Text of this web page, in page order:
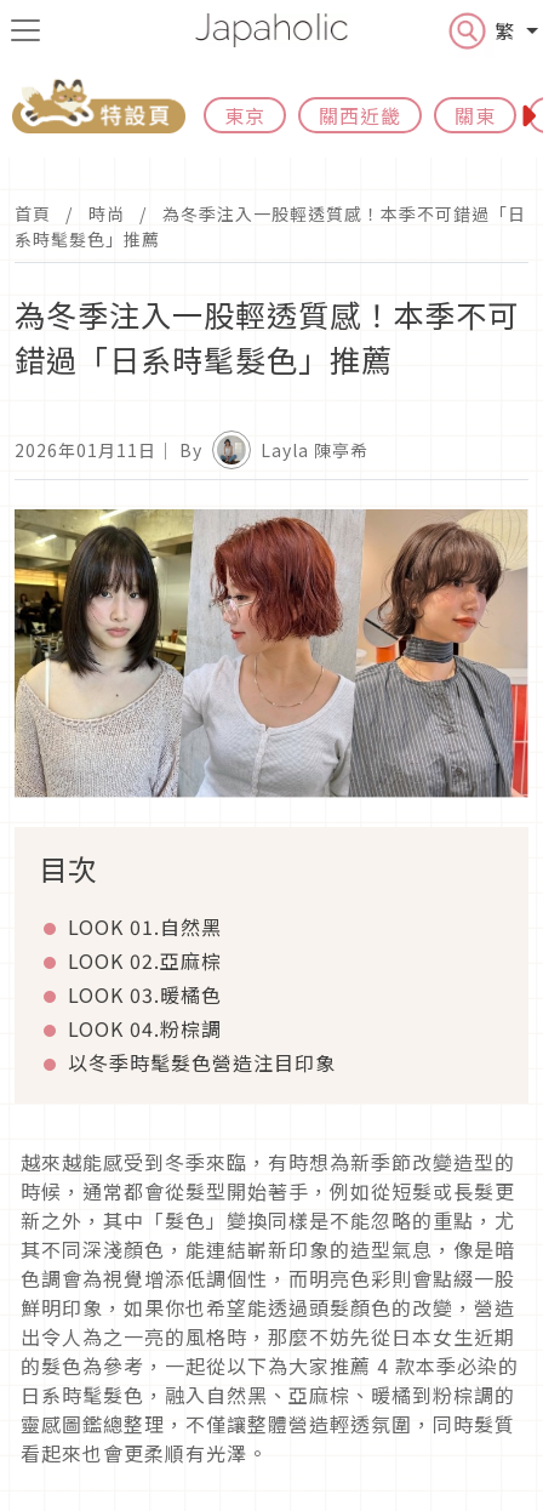
繁
東京 關西近畿 關東
首頁 時尚
為冬季注入一股輕透質感！本季不可錯過「日
系時髦髮色」推薦
為冬季注入一股輕透質感！本季不可
錯過「日系時髦髮色」推薦
2026年01月11日 ｜ By Layla 陳亭希
目次
LOOK 01.自然黑
LOOK 02.亞麻棕
LOOK 03.暖橘色
LOOK 04.粉棕調
以冬季時髦髮色營造注目印象
越來越能感受到冬季來臨，有時想為新季節改變造型的
時候，通常都會從髮型開始著手，例如從短髮或長髮更
新之外，其中「髮色」變換同樣是不能忽略的重點，尤
其不同深淺顏色，能連結嶄新印象的造型氣息，像是暗
色調會為視覺增添低調個性，而明亮色彩則會點綴一股
鮮明印象，如果你也希望能透過頭髮顏色的改變，營造
出令人為之一亮的風格時，那麼不妨先從日本女生近期
的髮色為參考，一起從以下為大家推薦 4 款本季必染的
日系時髦髮色，融入自然黑、亞麻棕、暖橘到粉棕調的
靈感圖鑑總整理，不僅讓整體營造輕透氛圍，同時髮質
看起來也會更柔順有光澤。